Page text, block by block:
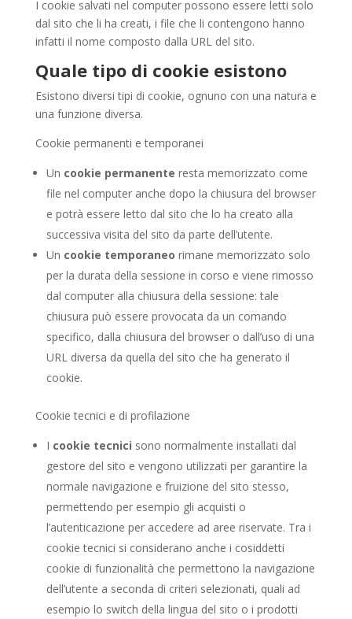
I cookie salvati nel computer possono essere letti solo
dal sito che li ha creati, i file che li contengono hanno
infatti il nome composto dalla URL del sito.
Quale tipo di cookie esistono
Esistono diversi tipi di cookie, ognuno con una natura e
una funzione diversa.
Cookie permanenti e temporanei
Un cookie permanente resta memorizzato come
file nel computer anche dopo la chiusura del browser
e potrà essere letto dal sito che lo ha creato alla
successiva visita del sito da parte dell’utente.
Un cookie temporaneo rimane memorizzato solo
per la durata della sessione in corso e viene rimosso
dal computer alla chiusura della sessione: tale
chiusura può essere provocata da un comando
specifico, dalla chiusura del browser o dall’uso di una
URL diversa da quella del sito che ha generato il
cookie.
Cookie tecnici e di profilazione
I cookie tecnici sono normalmente installati dal
gestore del sito e vengono utilizzati per garantire la
normale navigazione e fruizione del sito stesso,
permettendo per esempio gli acquisti o
l’autenticazione per accedere ad aree riservate. Tra i
cookie tecnici si considerano anche i cosiddetti
cookie di funzionalità che permettono la navigazione
dell’utente a seconda di criteri selezionati, quali ad
esempio lo switch della lingua del sito o i prodotti